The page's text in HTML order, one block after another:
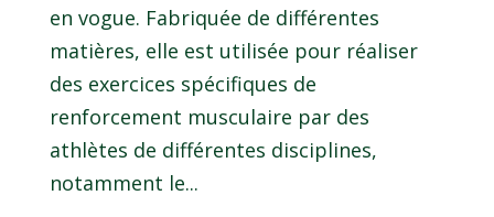
en vogue. Fabriquée de différentes
matières, elle est utilisée pour réaliser
des exercices spécifiques de
renforcement musculaire par des
athlètes de différentes disciplines,
notamment le...